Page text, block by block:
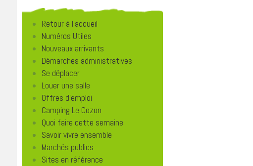
Retour à l'accueil
Numéros Utiles
Nouveaux arrivants
Démarches administratives
Se déplacer
Louer une salle
Offres d'emploi
Camping Le Cozon
Quoi faire cette semaine
Savoir vivre ensemble
Marchés publics
Sites en référence